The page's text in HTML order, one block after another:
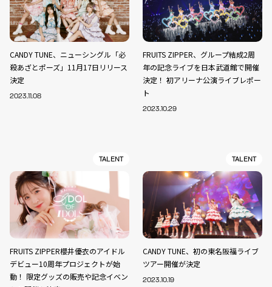
CANDY TUNE、ニューシングル「必
殺あざとポーズ」11月17日リリース
決定
2023.11.08
FRUITS ZIPPER、グループ結成2周
年の記念ライブを日本武道館で開催
決定！ 初アリーナ公演ライブレポー
ト
2023.10.29
TALENT
FRUITS ZIPPER櫻井優衣のアイドル
デビュー10周年プロジェクトが始
動！ 限定グッズの販売や記念イベン
TALENT
CANDY TUNE、初の東名阪福ライブ
ツアー開催が決定
2023.10.19